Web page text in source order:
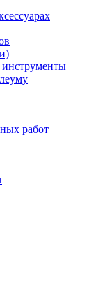
инструменты
работ